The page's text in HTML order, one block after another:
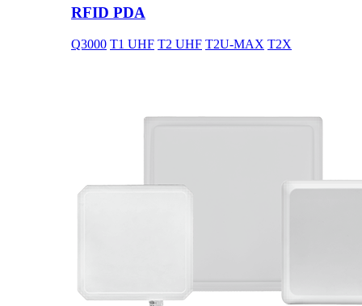
RFID PDA
Q3000 T1 UHF T2 UHF T2U-MAX T2X